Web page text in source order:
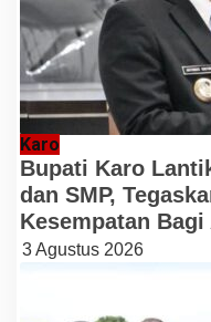
Karo
Bupati Karo
dan SMP,
Kesempatan Bagi
3 Agustus 2026